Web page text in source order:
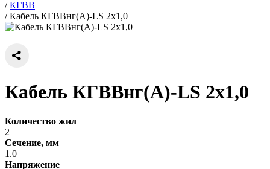
/КГВВ
/Кабель КГВВнг(А)-LS 2х1,0
Кабель КГВВнг(А)-LS 2х1,0
Количество жил
2
Сечение, мм
1.0
Напряжение